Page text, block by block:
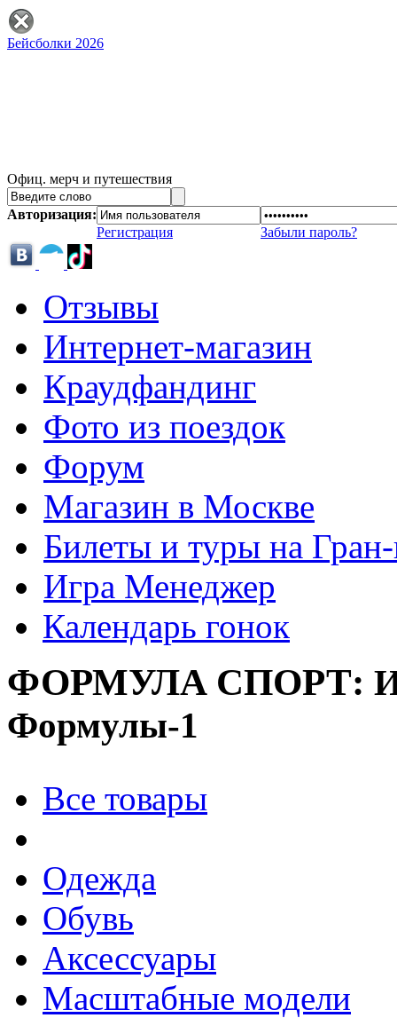
Бейсболки 2026
Офиц. мерч и путешествия
Авторизация:
Регистрация
Забыли пароль?
Отзывы
Интернет-магазин
Краудфандинг
Фото из поездок
Форум
Магазин в Москве
Билеты и туры на
Игра Менеджер
Календарь гонок
ФОРМУЛА СПОРТ:
Формулы-1
Все товары
Одежда
Обувь
Аксессуары
Масштабные модели